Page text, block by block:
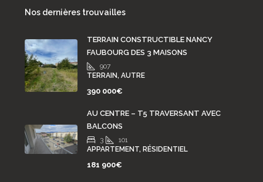
Nos dernières trouvailles
TERRAIN CONSTRUCTIBLE NANCY
FAUBOURG DES 3 MAISONS
907
TERRAIN, AUTRE
390 000€
AU CENTRE – T5 TRAVERSANT AVEC
BALCONS
3
101
APPARTEMENT, RÉSIDENTIEL
181 900€